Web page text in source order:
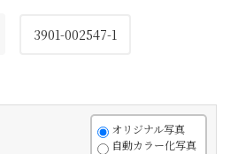
3901-002547-1
オリジナル写真
自動カラー化写真